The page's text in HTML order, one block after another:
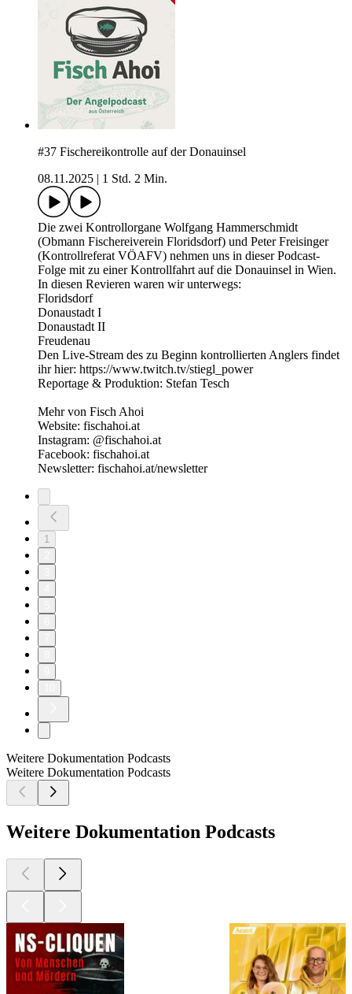
#37 Fischereikontrolle auf der Donauinsel
08.11.2025
1 Std. 2 Min.
Die zwei Kontrollorgane Wolfgang Hammerschmidt
(Obmann Fischereiverein Floridsdorf) und Peter Freisinger
(Kontrollreferat VÖAFV) nehmen uns in dieser Podcast-
Folge mit zu einer Kontrollfahrt auf die Donauinsel in Wien.
In diesen Revieren waren wir unterwegs:
Floridsdorf
Donaustadt I
Donaustadt II
Freudenau
Den Live-Stream des zu Beginn kontrollierten Anglers findet
ihr hier: https://www.twitch.tv/stiegl_power
Reportage & Produktion: Stefan Tesch
Mehr von Fisch Ahoi
Website: fischahoi.at
Instagram: @fischahoi.at
Facebook: fischahoi.at
Newsletter: fischahoi.at/newsletter
1
Weitere Dokumentation Podcasts
Weitere Dokumentation Podcasts
Weitere Dokumentation Podcasts